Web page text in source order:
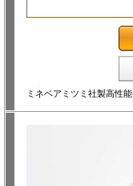
ミネベアミツミ社製高性